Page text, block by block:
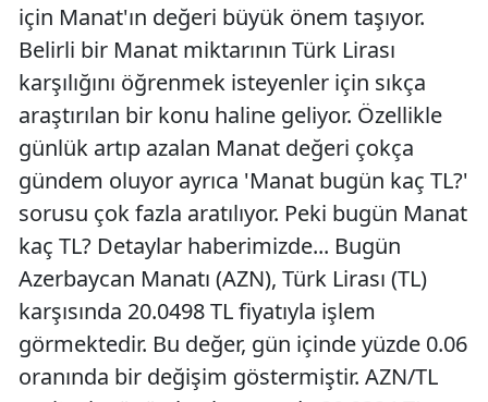
için Manat'ın değeri büyük önem taşıyor.
Belirli bir Manat miktarının Türk Lirası
karşılığını öğrenmek isteyenler için sıkça
araştırılan bir konu haline geliyor. Özellikle
günlük artıp azalan Manat değeri çokça
gündem oluyor ayrıca 'Manat bugün kaç TL?'
sorusu çok fazla aratılıyor. Peki bugün Manat
kaç TL? Detaylar haberimizde... Bugün
Azerbaycan Manatı (AZN), Türk Lirası (TL)
karşısında 20.0498 TL fiyatıyla işlem
görmektedir. Bu değer, gün içinde yüzde 0.06
oranında bir değişim göstermiştir. AZN/TL